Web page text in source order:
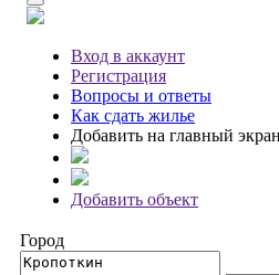
Вход в аккаунт
Регистрация
Вопросы и ответы
Как сдать жилье
Добавить на главный экран
Добавить объект
Город